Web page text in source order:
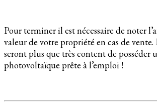
Pour terminer il est nécessaire de noter
valeur de votre propriété en cas de vente.
seront plus que très content de posséder
photovoltaïque prête à l’emploi !